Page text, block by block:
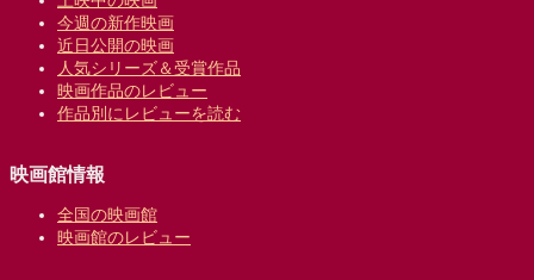
今週の新作映画
近日公開の映画
人気シリーズ＆受賞作品
映画作品のレビュー
作品別にレビューを読む
映画館情報
全国の映画館
映画館のレビュー